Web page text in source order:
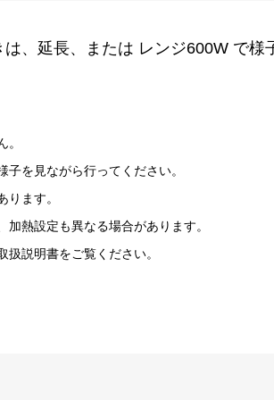
、延長、または レンジ600W で様
を見ながら行ってください。
ます。
熱設定も異なる場合があります。
説明書をご覧ください。